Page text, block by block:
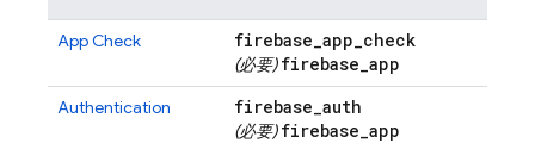
App Check firebase_app_check
(必要) firebase_app
Authentication firebase_auth
(必要) firebase_app